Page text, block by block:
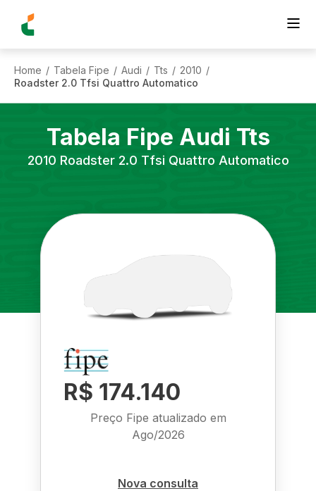
Home / Tabela Fipe / Audi / Tts / 2010 /
Roadster 2.0 Tfsi Quattro Automatico
Tabela Fipe Audi Tts
2010 Roadster 2.0 Tfsi Quattro Automatico
R$ 174.140
Preço Fipe atualizado em
Ago/2026
Nova consulta